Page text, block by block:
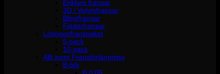
Enklare fransar
3D / Volymfransar
Blingfransar
Fjäderfransar
Lösögonfranspaket
5-pack
10-pack
Allt inom Fransförlängning
B-böj
B 0.05